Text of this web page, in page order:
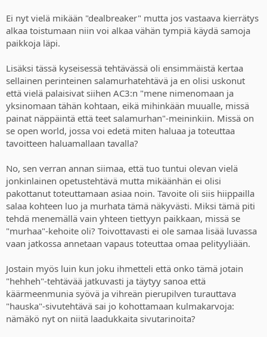
Ei nyt vielä mikään "dealbreaker" mutta jos vastaava kierrätys
alkaa toistumaan niin voi alkaa vähän tympiä käydä samoja
paikkoja läpi.
Lisäksi tässä kyseisessä tehtävässä oli ensimmäistä kertaa
sellainen perinteinen salamurhatehtävä ja en olisi uskonut
että vielä palaisivat siihen AC3:n "mene nimenomaan ja
yksinomaan tähän kohtaan, eikä mihinkään muualle, missä
painat näppäintä että teet salamurhan"-meininkiin. Missä on
se open world, jossa voi edetä miten haluaa ja toteuttaa
tavoitteen haluamallaan tavalla?
No, sen verran annan siimaa, että tuo tuntui olevan vielä
jonkinlainen opetustehtävä mutta mikäänhän ei olisi
pakottanut toteuttamaan asiaa noin. Tavoite oli siis hiippailla
salaa kohteen luo ja murhata tämä näkyvästi. Miksi tämä piti
tehdä menemällä vain yhteen tiettyyn paikkaan, missä se
"murhaa"-kehoite oli? Toivottavasti ei ole samaa lisää luvassa
vaan jatkossa annetaan vapaus toteuttaa omaa pelityyliään.
Jostain myös luin kun joku ihmetteli että onko tämä jotain
"hehheh"-tehtävää jatkuvasti ja täytyy sanoa että
käärmeenmunia syövä ja vihreän pierupilven turauttava
"hauska"-sivutehtävä sai jo kohottamaan kulmakarvoja:
nämäkö nyt on niitä laadukkaita sivutarinoita?